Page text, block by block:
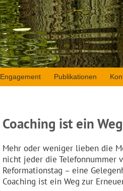
Engagement Publikationen
Coaching ist ein
Mehr oder weniger lieben die
nicht jeder die Telefonnummer
Reformationstag – eine
Coaching ist ein Weg zur